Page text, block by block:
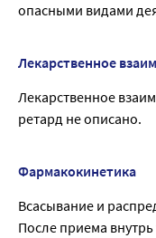
опасными видами
Лекарственное
Лекарственное
ретард не описано.
Фармакокинетика
Всасывание и
После приема